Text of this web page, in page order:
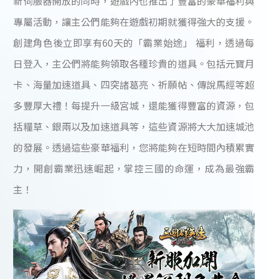
專屬活動，讓主公們能夠在遊戲初期就獲得強大的支援。
創建角色後立即享有60天的「霸業始途」 福利，透過每
日登入，主公們將能夠領取各種珍貴的道具。包括元寶月
卡、海量加速道具、四突諸葛亮、祈願帖、傳說馬經等超
多豐厚大禮！每提升一級宮城，還能獲得豐富的資源，包
括糧草、銀兩以及加速道具等，這些資源將大大加速城池
的發展。透過這些豪華福利，您將能夠在短時間內積累實
力，開創霸業迅速崛起，掌控三國的命運，成為最強霸
主！